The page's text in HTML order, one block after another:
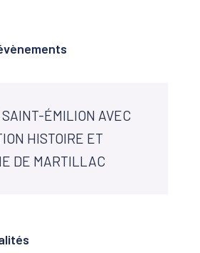
ÉMILION AVEC
HISTOIRE ET
DE MARTILLAC